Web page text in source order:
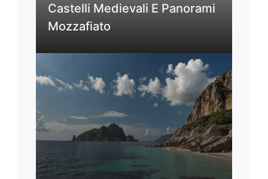
Castelli Medievali E Panorami
Mozzafiato